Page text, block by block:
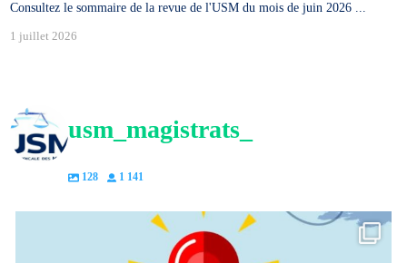
Consultez le sommaire de la revue de l'USM du mois de juin 2026 ...
1 juillet 2026
usm_magistrats_
128 1 141
Communiqué de presse du 23 avril 2026 ``Nous...
71 4